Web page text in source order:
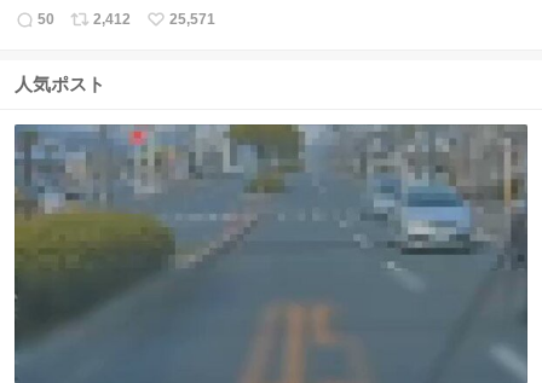
返
数
50
リ
ス
数
2,412
い
25,571
人気ポスト